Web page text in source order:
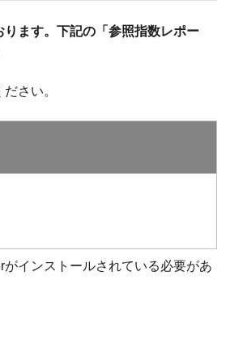
ります。下記の「参照指数レポー
さい。
インストールされている必要があ